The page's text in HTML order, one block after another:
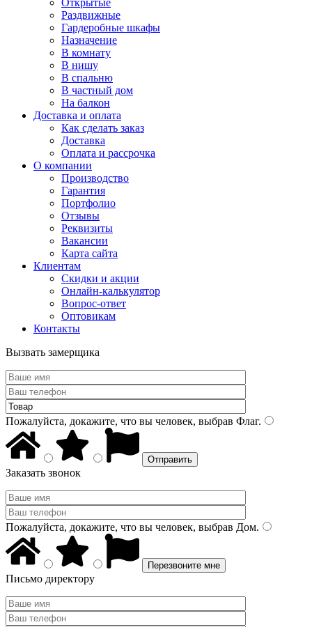
Открытые
Раздвижные
Гардеробные шкафы
Назначение
В комнату
В нишу
В спальню
В частный дом
На балкон
Доставка и оплата
Как сделать заказ
Доставка
Оплата и рассрочка
О компании
Производство
Гарантия
Портфолио
Отзывы
Реквизиты
Вакансии
Карта сайта
Клиентам
Скидки и акции
Онлайн-калькулятор
Вопрос-ответ
Оптовикам
Контакты
Вызвать замерщика
Пожалуйста, докажите, что вы человек, выбрав Флаг.
Заказать звонок
Пожалуйста, докажите, что вы человек, выбрав Дом.
Письмо директору